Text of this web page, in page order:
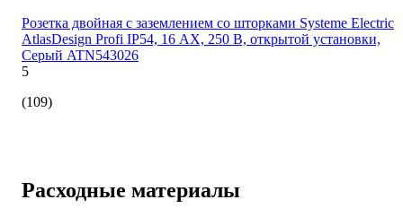
Розетка двойная с заземлением со шторками Systeme Electric
AtlasDesign Profi IP54, 16 АХ, 250 В, открытой установки,
Серый ATN543026
5
(109)
Расходные материалы